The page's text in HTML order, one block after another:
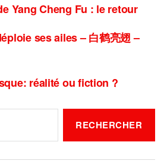
Yang Cheng Fu : le retour
ses ailes – 白鹤亮翅 –
réalité ou fiction ?